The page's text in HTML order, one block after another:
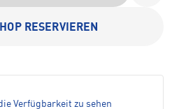
RESERVIEREN
Verfügbarkeit zu sehen